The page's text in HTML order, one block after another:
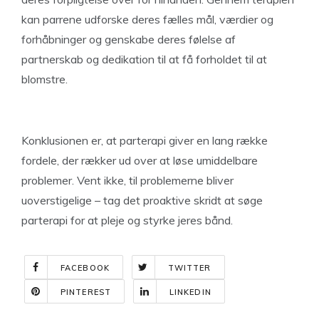
kan parrene udforske deres fælles mål, værdier og
forhåbninger og genskabe deres følelse af
partnerskab og dedikation til at få forholdet til at
blomstre.
Konklusionen er, at parterapi giver en lang række
fordele, der rækker ud over at løse umiddelbare
problemer. Vent ikke, til problemerne bliver
uoverstigelige – tag det proaktive skridt at søge
parterapi for at pleje og styrke jeres bånd.
FACEBOOK TWITTER
PINTEREST LINKEDIN